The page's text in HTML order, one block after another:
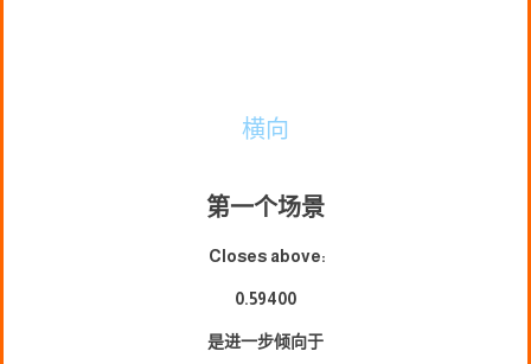
横向
第一个场景
Closes above:
0.59400
是进一步倾向于